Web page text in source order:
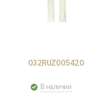
032RUZ005420
В наличии